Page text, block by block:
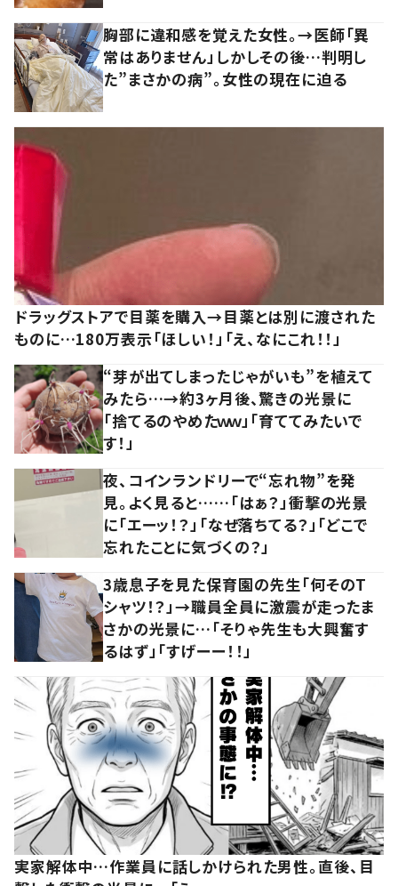
胸部に違和感を覚えた女性。→医師「異
常はありません」しかしその後…判明し
た”まさかの病”。女性の現在に迫る
ドラッグストアで目薬を購入→目薬とは別に渡された
ものに…180万表示「ほしい！」「え、なにこれ！！」
“芽が出てしまったじゃがいも”を植えて
みたら…→約3ヶ月後、驚きの光景に
「捨てるのやめたｗｗ」「育ててみたいで
す！」
夜、コインランドリーで“忘れ物”を発
見。よく見ると……「はぁ？」衝撃の光景
に「エーッ！？」「なぜ落ちてる？」「どこで
忘れたことに気づくの？」
3歳息子を見た保育園の先生「何そのT
シャツ！？」→職員全員に激震が走ったま
さかの光景に…「そりゃ先生も大興奮す
るはず」「すげーー！！」
実家解体中…作業員に話しかけられた男性。直後、目